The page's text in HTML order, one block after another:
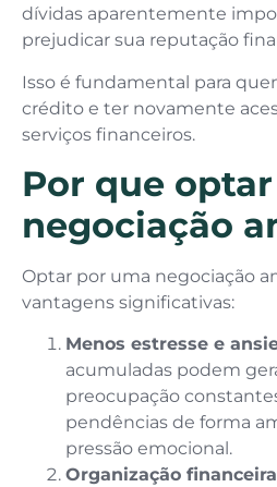
dívidas aparentemente
prejudicar sua reputação
Isso é fundamental para
crédito e ter novamente
serviços financeiros.
Por que
negociação
Optar por uma negociação
vantagens significativas:
Menos estresse e
acumuladas podem
preocupação
pendências de forma
pressão emocional.
Organização